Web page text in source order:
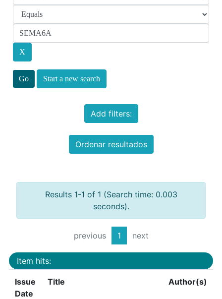
Start a new search
Add filters:
Ordenar resultados
Results 1-1 of 1 (Search time: 0.003
seconds).
previous 1 next
Item hits:
Issue
Date
Title Author(s)